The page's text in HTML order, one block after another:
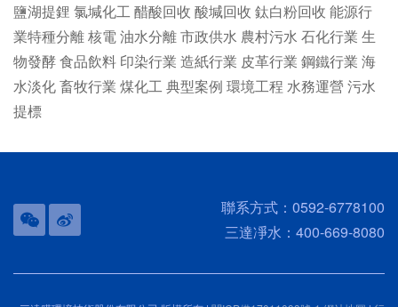
鹽湖提鋰 氯堿化工 醋酸回收 酸堿回收 鈦白粉回收 能源行
業特種分離核電油水分離市政供水 農村污水 石化行業 生
物發酵食品飲料 印染行業 造紙行業 皮革行業 鋼鐵行業 海
水淡化畜牧行業 煤化工 典型案例 環境工程 水務運營 污水
提標
聯系方式：0592-6778100
三達凈水：400-669-8080